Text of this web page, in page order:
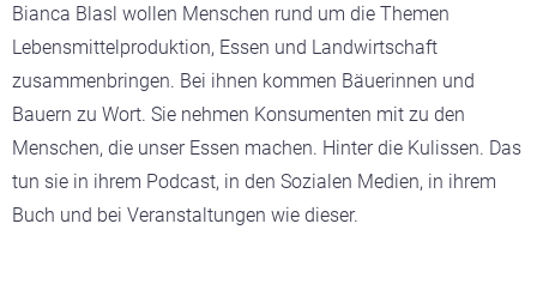
Bianca Blasl wollen Menschen rund um die Themen
Lebensmittelproduktion, Essen und Landwirtschaft
zusammenbringen. Bei ihnen kommen Bäuerinnen und
Bauern zu Wort. Sie nehmen Konsumenten mit zu den
Menschen, die unser Essen machen. Hinter die Kulissen. Das
tun sie in ihrem Podcast, in den Sozialen Medien, in ihrem
Buch und bei Veranstaltungen wie dieser.